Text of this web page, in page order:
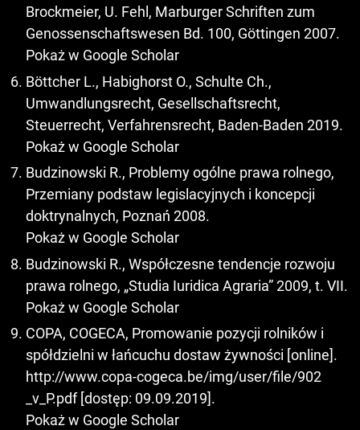
Brockmeier, U. Fehl, Marburger Schriften zum
Genossenschaftswesen Bd. 100, Göttingen 2007.
Pokaż w Google Scholar
Böttcher L., Habighorst O., Schulte Ch.,
Umwandlungsrecht, Gesellschaftsrecht,
Steuerrecht, Verfahrensrecht, Baden-Baden 2019.
Pokaż w Google Scholar
Budzinowski R., Problemy ogólne prawa rolnego,
Przemiany podstaw legislacyjnych i koncepcji
doktrynalnych, Poznań 2008.
Pokaż w Google Scholar
Budzinowski R., Współczesne tendencje rozwoju
prawa rolnego, „Studia Iuridica Agraria” 2009, t. VII.
Pokaż w Google Scholar
COPA, COGECA, Promowanie pozycji rolników i
spółdzielni w łańcuchu dostaw żywności [online].
http://www.copa-cogeca.be/img/user/file/902
_v_P.pdf [dostęp: 09.09.2019].
Pokaż w Google Scholar